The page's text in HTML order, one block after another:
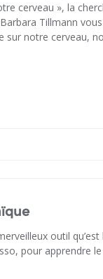
cerveau », la
Tillmann
sur notre cerveau,
outil
pour apprendre